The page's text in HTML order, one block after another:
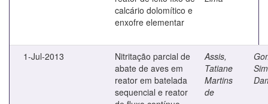
calcário dolomítico e
enxofre elementar
1-Jul-2013
Nitritação parcial de
abate de aves em
reator em batelada
sequencial e reator
Assis,
Tatiane
Martins
de